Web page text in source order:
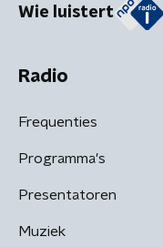
Wie luistert
Radio
Frequenties
Programma's
Presentatoren
Muziek